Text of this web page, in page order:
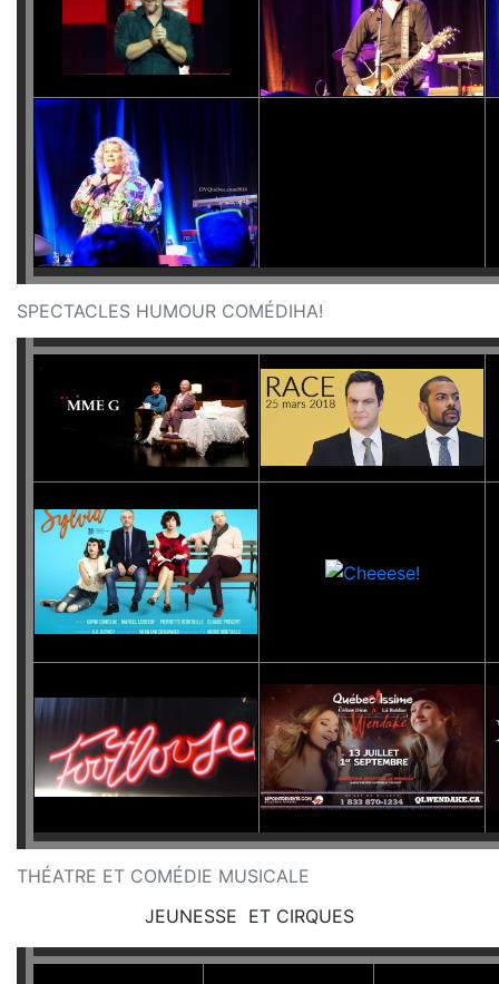
SPECTACLES HUMOUR COMÉDIHA!
THÉATRE ET COMÉDIE MUSICALE
JEUNESSE ET CIRQUES